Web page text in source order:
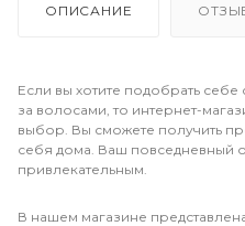
ОПИСАНИЕ
Если вы хотите подобрать себе
за волосами, то интернет-
выбор. Вы сможете получить
себя дома. Ваш повседневный
привлекательным.
В нашем магазине